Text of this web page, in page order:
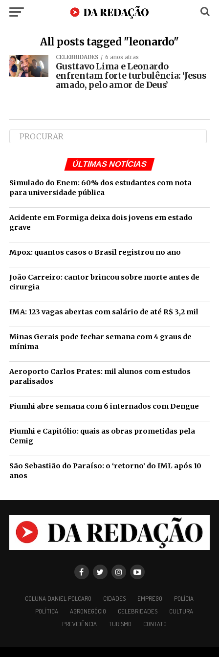
All posts tagged "leonardo"
CELEBRIDADES 6 anos atrás
Gusttavo Lima e Leonardo
enfrentam forte turbulência: ‘Jesus
amado, pelo amor de Deus’
ÚLTIMAS NOTÍCIAS
Simulado do Enem: 60% dos estudantes com nota
para universidade pública
Acidente em Formiga deixa dois jovens em estado
grave
Mpox: quantos casos o Brasil registrou no ano
João Carreiro: cantor brincou sobre morte antes de
cirurgia
IMA: 123 vagas abertas com salário de até R$ 3,2 mil
Minas Gerais pode fechar semana com 4 graus de
mínima
Aeroporto Carlos Prates: mil alunos com estudos
paralisados
Piumhi abre semana com 6 internados com Dengue
Piumhi e Capitólio: quais as obras prometidas pela
Cemig
São Sebastião do Paraíso: o ‘retorno’ do IML após 10
anos
COLUNA DANIEL POLCARO CIDADES EMPREGO
POLÍCIA
POLÍTICA
AGRONEGÓCIO CELEBRIDADES
CULTURA
PREVIDÊNCIA
TURISMO CONTATO